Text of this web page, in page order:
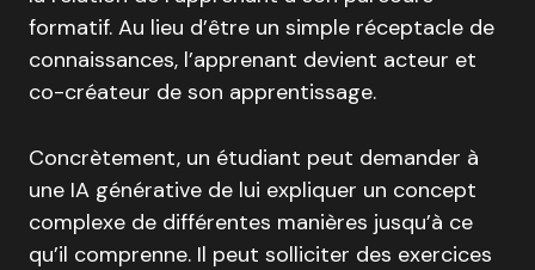
formatif. Au lieu d’être un simple réceptacle de
connaissances, l’apprenant devient acteur et
co-créateur de son apprentissage.
Concrètement, un étudiant peut demander à
une IA générative de lui expliquer un concept
complexe de différentes manières jusqu’à ce
qu’il comprenne. Il peut solliciter des exercices